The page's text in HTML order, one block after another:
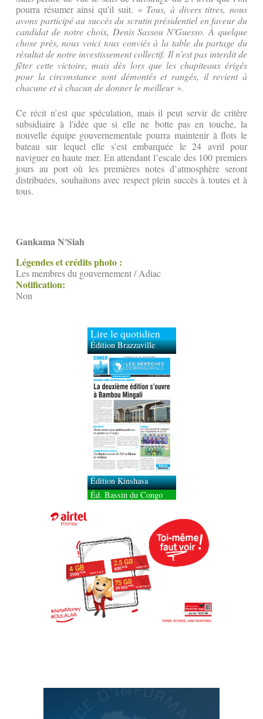
pourra résumer ainsi qu'il suit. « Tous, à divers titres, nous
avons participé au succès du scrutin présidentiel en faveur du
candidat de notre choix, Denis Sassou N'Guesso. À quelque
chose près, nous voici tous conviés à la table du partage du
résultat de notre investissement collectif. Il n'est pas interdit de
fêter cette victoire, mais dès lors que les chapiteaux érigés
pour la circonstance sont démontés et rangés, il revient à
chacune et à chacun de donner le meilleur ».
Ce récit n’est que spéculation, mais il peut servir de critère
subsidiaire à l'idée que si elle ne botte pas en touche, la
nouvelle équipe gouvernementale pourra maintenir à flots le
bateau sur lequel elle s’est embarquée le 24 avril pour
naviguer en haute mer. En attendant l’escale des 100 premiers
jours au port où les premières notes d’atmosphère seront
distribuées, souhaitons avec respect plein succès à toutes et à
tous.
Gankama N'Siah
Légendes et crédits photo :
Les membres du gouvernement / Adiac
Notification:
Non
Lire le quotidien
Édition Brazzaville
Édition Kinshasa
Éd. Bassin du Congo